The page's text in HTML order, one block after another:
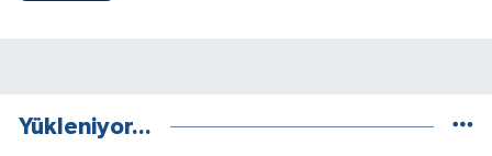
Yükleniyor...